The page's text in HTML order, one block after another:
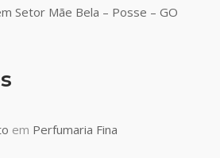
Setor Mãe Bela – Posse – GO
em Perfumaria Fina